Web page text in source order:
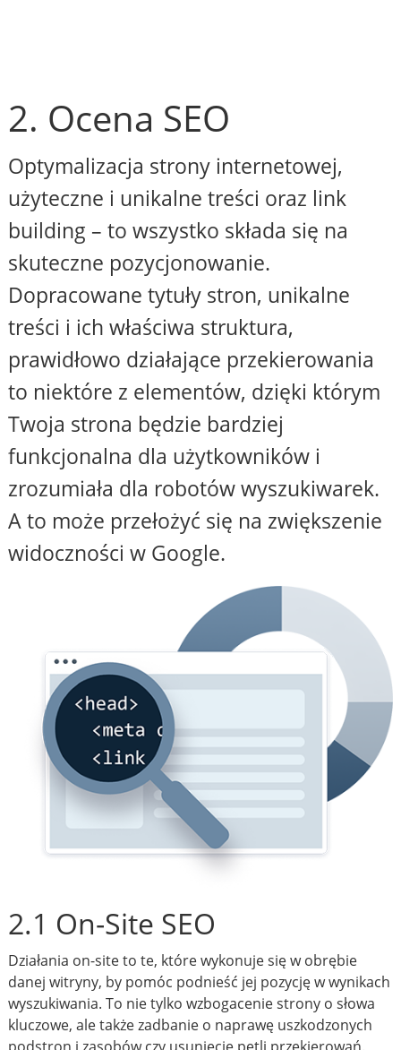
2. Ocena SEO
Optymalizacja strony internetowej,
użyteczne i unikalne treści oraz link
building – to wszystko składa się na
skuteczne pozycjonowanie.
Dopracowane tytuły stron, unikalne
treści i ich właściwa struktura,
prawidłowo działające przekierowania
to niektóre z elementów, dzięki którym
Twoja strona będzie bardziej
funkcjonalna dla użytkowników i
zrozumiała dla robotów wyszukiwarek.
A to może przełożyć się na zwiększenie
widoczności w Google.
2.1 On-Site SEO
Działania on-site to te, które wykonuje się w obrębie
danej witryny, by pomóc podnieść jej pozycję w wynikach
wyszukiwania. To nie tylko wzbogacenie strony o słowa
kluczowe, ale także zadbanie o naprawę uszkodzonych
podstron i zasobów czy usunięcie pętli przekierowań.